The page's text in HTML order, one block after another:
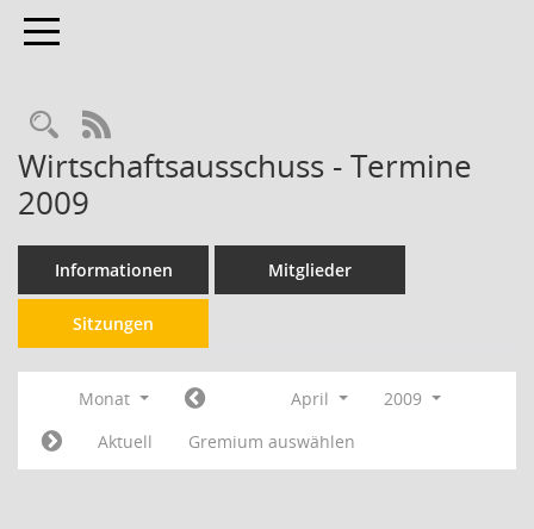
Toggle navigation
RSS-Feed
Wirtschaftsausschuss - Termine
2009
Informationen Mitglieder
Sitzungen
Monat April
2009
Aktuell
Gremium auswählen